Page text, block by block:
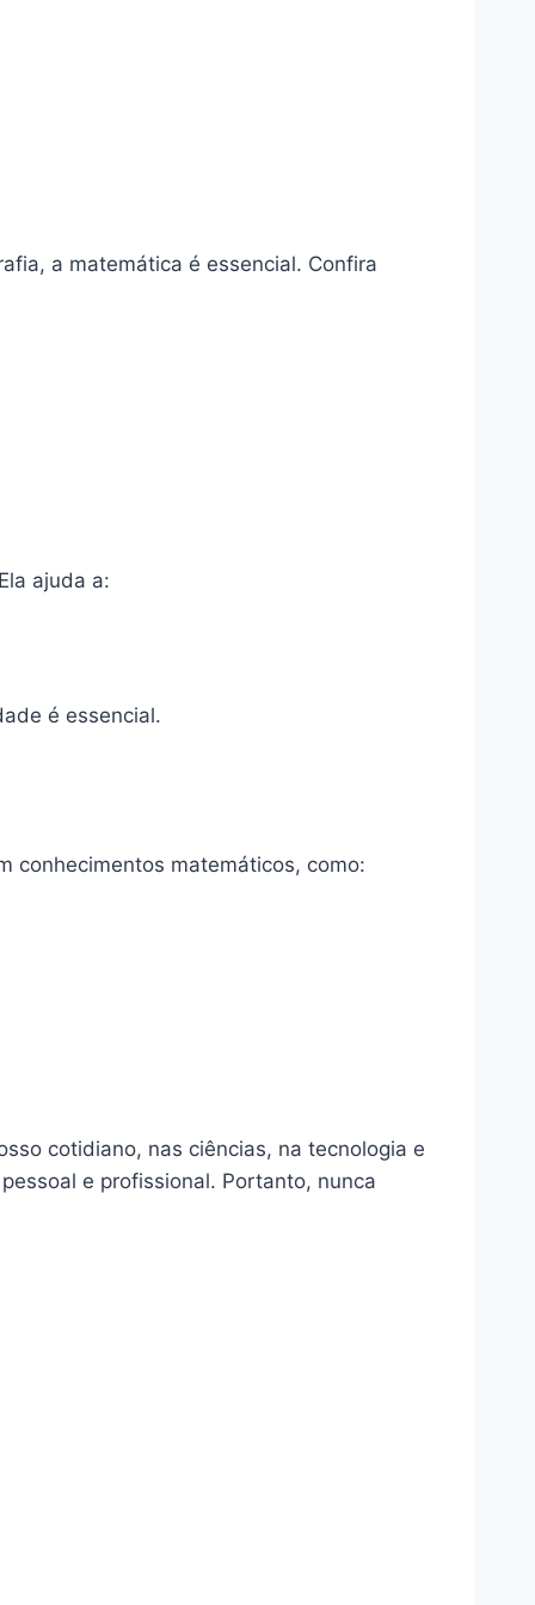
a matemática é essencial. Confira
ajuda a:
é essencial.
conhecimentos matemáticos, como:
cotidiano, nas ciências, na tecnologia e
e profissional. Portanto, nunca